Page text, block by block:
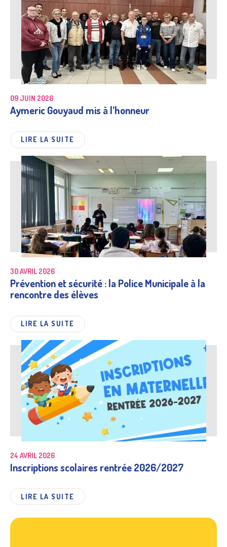
09 JUIN 2026
Aymeric Gouyaud mis à l’honneur
LIRE LA SUITE
30 AVRIL 2026
Prévention et sécurité : la Police Municipale à la
rencontre des élèves
LIRE LA SUITE
24 AVRIL 2026
Inscriptions scolaires rentrée 2026/2027
LIRE LA SUITE